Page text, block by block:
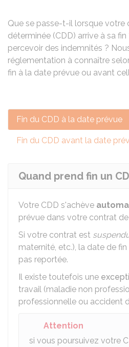
Que se passe-t-il lorsque votre
déterminée (CDD) arrive à sa
percevoir des indemnités ?
réglementation à connaître
fin à la date prévue ou avant
Fin du CDD à la date prévue
Fin du CDD avant la date
Quand prend fin un
Votre CDD s'achève
prévue dans votre contrat
Si votre contrat est
maternité, etc.), la date de
pas reportée.
Il existe toutefois une
travail (maladie non
professionnelle ou accident
Attention
si vous poursuivez votre